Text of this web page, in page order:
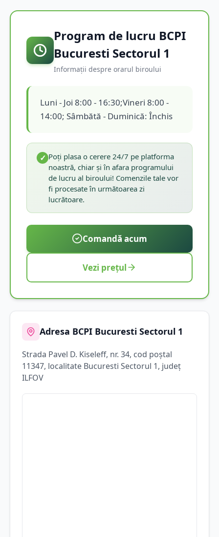
Program de lucru BCPI
Bucuresti Sectorul 1
Informații despre orarul biroului
Luni - Joi 8:00 - 16:30;Vineri 8:00 -
14:00; Sâmbătă - Duminică: Închis
✓ Poți plasa o cerere 24/7 pe platforma
noastră, chiar și în afara programului
de lucru al biroului! Comenzile tale vor
fi procesate în următoarea zi
lucrătoare.
Comandă acum
Vezi prețul
Adresa BCPI Bucuresti Sectorul 1
Strada Pavel D. Kiseleff, nr. 34, cod poștal
11347, localitate Bucuresti Sectorul 1, județ
ILFOV